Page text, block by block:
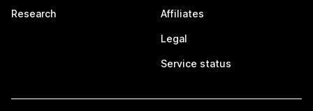
Research Affiliates
Legal
Service status